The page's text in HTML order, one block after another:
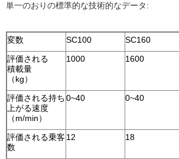
単一のおりの標準的な技術的なデータ:
変数 SC100 SC160
評価される
積載量
（kg）
1000 1600
評価される持ち
上がる速度
（m/min）
0~40 0~40
評価される乗客
数
12 18